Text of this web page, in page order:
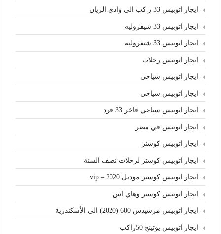
ايجار اتوبيس 33 راكب الي وادي الريان
ايجار اتوبيس 33 شيفروليه
ايجار اتوبيس 33 شيفروليه.
ايجار اتوبيس رحلات
ايجار اتوبيس سياحى
ايجار اتوبيس سياحي
ايجار اتوبيس سياحي فاخر 33 فرد
ايجار اتوبيس في مصر
ايجار اتوبيس كوستر
ايجار اتوبيس كوستر لرحلات نصف السنة
ايجار اتوبيس كوستر موديل 2020 – vip
ايجار اتوبيس كوستر وهاي اس
ايجار اتوبيس مرسيدس 600 (2020) الي الأسكندرية
ايجار اتوبيس يوتينج 50راكب